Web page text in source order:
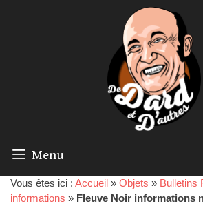
Menu
Vous êtes ici : Accueil » Objets » Bulletins
informations » Fleuve Noir informations